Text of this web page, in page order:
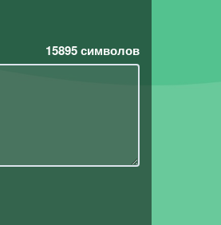
15895символов